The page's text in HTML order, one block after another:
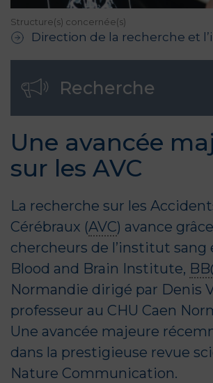
Structure(s) concernée(s)
Direction de la recherche et
Recherche
Une avancée
sur les AVC
La recherche sur les
Cérébraux (AVC) avance
chercheurs de l’institut sang
Blood and Brain Institute,
Normandie dirigé par Denis
professeur au CHU Caen
Une avancée majeure
dans la prestigieuse revue
Nature Communication.